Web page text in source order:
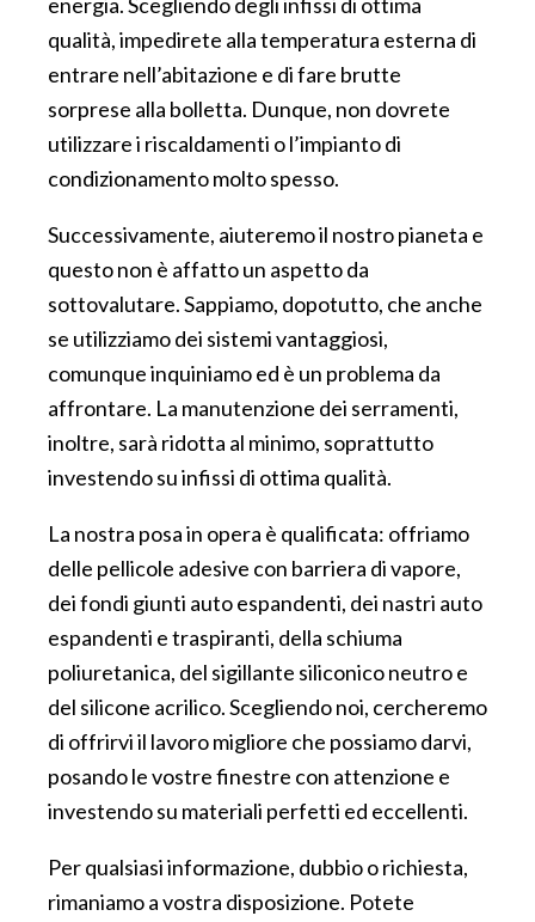
qualità, impedirete alla temperatura esterna di
entrare nell’abitazione e di fare brutte
sorprese alla bolletta. Dunque, non dovrete
utilizzare i riscaldamenti o l’impianto di
condizionamento molto spesso.
Successivamente, aiuteremo il nostro pianeta e
questo non è affatto un aspetto da
sottovalutare. Sappiamo, dopotutto, che anche
se utilizziamo dei sistemi vantaggiosi,
comunque inquiniamo ed è un problema da
affrontare. La manutenzione dei serramenti,
inoltre, sarà ridotta al minimo, soprattutto
investendo su infissi di ottima qualità.
La nostra posa in opera è qualificata: offriamo
delle pellicole adesive con barriera di vapore,
dei fondi giunti auto espandenti, dei nastri auto
espandenti e traspiranti, della schiuma
poliuretanica, del sigillante siliconico neutro e
del silicone acrilico. Scegliendo noi, cercheremo
di offrirvi il lavoro migliore che possiamo darvi,
posando le vostre finestre con attenzione e
investendo su materiali perfetti ed eccellenti.
Per qualsiasi informazione, dubbio o richiesta,
rimaniamo a vostra disposizione. Potete